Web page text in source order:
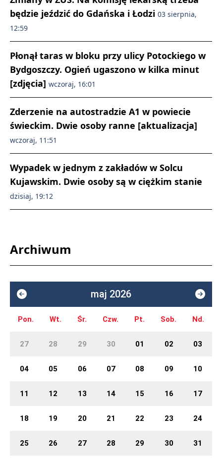
będzie jeździć do Gdańska i Łodzi 03 sierpnia,
12:59
Płonął taras w bloku przy ulicy Potockiego w
Bydgoszczy. Ogień ugaszono w kilka minut
[zdjęcia] wczoraj, 16:01
Zderzenie na autostradzie A1 w powiecie
świeckim. Dwie osoby ranne [aktualizacja]
wczoraj, 11:51
Wypadek w jednym z zakładów w Solcu
Kujawskim. Dwie osoby są w ciężkim stanie
dzisiaj, 19:12
Archiwum
maj 2026
Pon. Wt. Śr. Czw. Pt. Sob. Nd.
27 28 29 30 01 02 03
04 05 06 07 08 09 10
11 12 13 14 15 16 17
18 19 20 21 22 23 24
25 26 27 28 29 30 31